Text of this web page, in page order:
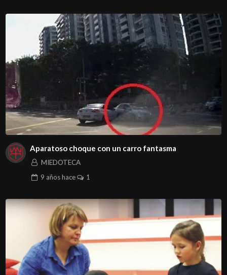
Aparatoso choque con un carro fantasma
MIEDOTECA
9 añoshace 1